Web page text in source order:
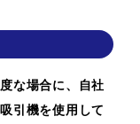
な場合に、自社
引機を使用して